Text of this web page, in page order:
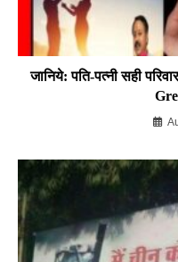
जानिये: पति-पत्नी सही